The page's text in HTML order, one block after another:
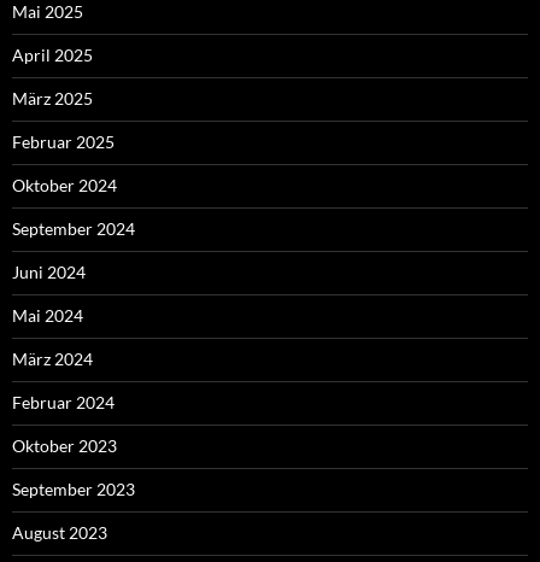
Mai 2025
April 2025
März 2025
Februar 2025
Oktober 2024
September 2024
Juni 2024
Mai 2024
März 2024
Februar 2024
Oktober 2023
September 2023
August 2023